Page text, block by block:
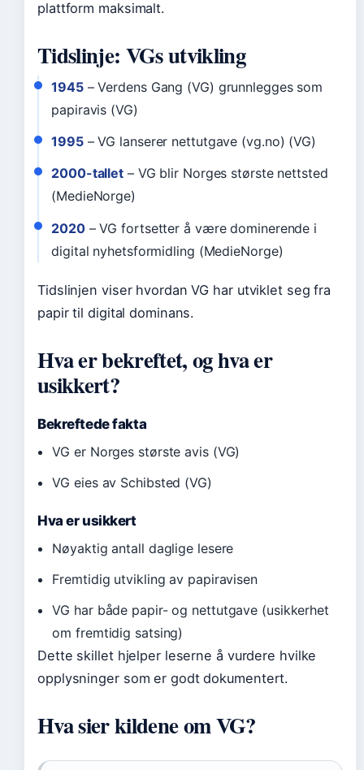
plattform maksimalt.
Tidslinje: VGs utvikling
1945– Verdens Gang (VG) grunnlegges som
papiravis (VG)
1995– VG lanserer nettutgave (vg.no) (VG)
2000-tallet – VG blir Norges største nettsted
(MedieNorge)
2020– VG fortsetter å være dominerende i
digital nyhetsformidling (MedieNorge)
Tidslinjen viser hvordan VG har utviklet seg fra
papir til digital dominans.
Hva er bekreftet, og hva er
usikkert?
Bekreftede fakta
VG er Norges største avis (VG)
VG eies av Schibsted (VG)
Hva er usikkert
Nøyaktig antall daglige lesere
Fremtidig utvikling av papiravisen
VG har både papir- og nettutgave (usikkerhet
om fremtidig satsing)
Dette skillet hjelper leserne å vurdere hvilke
opplysninger som er godt dokumentert.
Hva sier kildene om VG?